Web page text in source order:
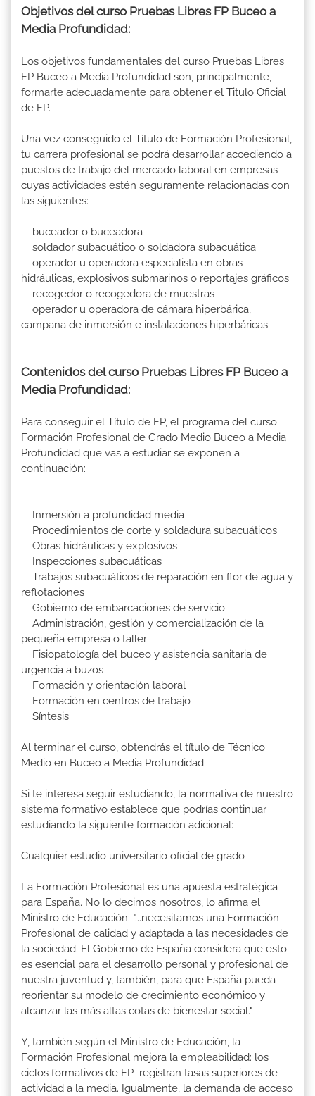
Objetivos del curso Pruebas Libres FP Buceo a
Media Profundidad:
Los objetivos fundamentales del curso Pruebas Libres
FP Buceo a Media Profundidad son, principalmente,
formarte adecuadamente para obtener el Titulo Oficial
de FP.
Una vez conseguido el Título de Formación Profesional,
tu carrera profesional se podrá desarrollar accediendo a
puestos de trabajo del mercado laboral en empresas
cuyas actividades estén seguramente relacionadas con
las siguientes:
buceador o buceadora
soldador subacuático o soldadora subacuática
operador u operadora especialista en obras
hidráulicas, explosivos submarinos o reportajes gráficos
recogedor o recogedora de muestras
operador u operadora de cámara hiperbárica,
campana de inmersión e instalaciones hiperbáricas
Contenidos del curso Pruebas Libres FP Buceo a
Media Profundidad:
Para conseguir el Título de FP, el programa del curso
Formación Profesional de Grado Medio Buceo a Media
Profundidad que vas a estudiar se exponen a
continuación:
Inmersión a profundidad media
Procedimientos de corte y soldadura subacuáticos
Obras hidráulicas y explosivos
Inspecciones subacuáticas
Trabajos subacuáticos de reparación en flor de agua y
reflotaciones
Gobierno de embarcaciones de servicio
Administración, gestión y comercialización de la
pequeña empresa o taller
Fisiopatología del buceo y asistencia sanitaria de
urgencia a buzos
Formación y orientación laboral
Formación en centros de trabajo
Síntesis
Al terminar el curso, obtendrás el título de Técnico
Medio en Buceo a Media Profundidad
Si te interesa seguir estudiando, la normativa de nuestro
sistema formativo establece que podrías continuar
estudiando la siguiente formación adicional:
Cualquier estudio universitario oficial de grado
La Formación Profesional es una apuesta estratégica
para España. No lo decimos nosotros, lo afirma el
Ministro de Educación: "...necesitamos una Formación
Profesional de calidad y adaptada a las necesidades de
la sociedad. El Gobierno de España considera que esto
es esencial para el desarrollo personal y profesional de
nuestra juventud y, también, para que España pueda
reorientar su modelo de crecimiento económico y
alcanzar las más altas cotas de bienestar social."
Y, también según el Ministro de Educación, la
Formación Profesional mejora la empleabilidad: los
ciclos formativos de FP registran tasas superiores de
actividad a la media. Igualmente, la demanda de acceso